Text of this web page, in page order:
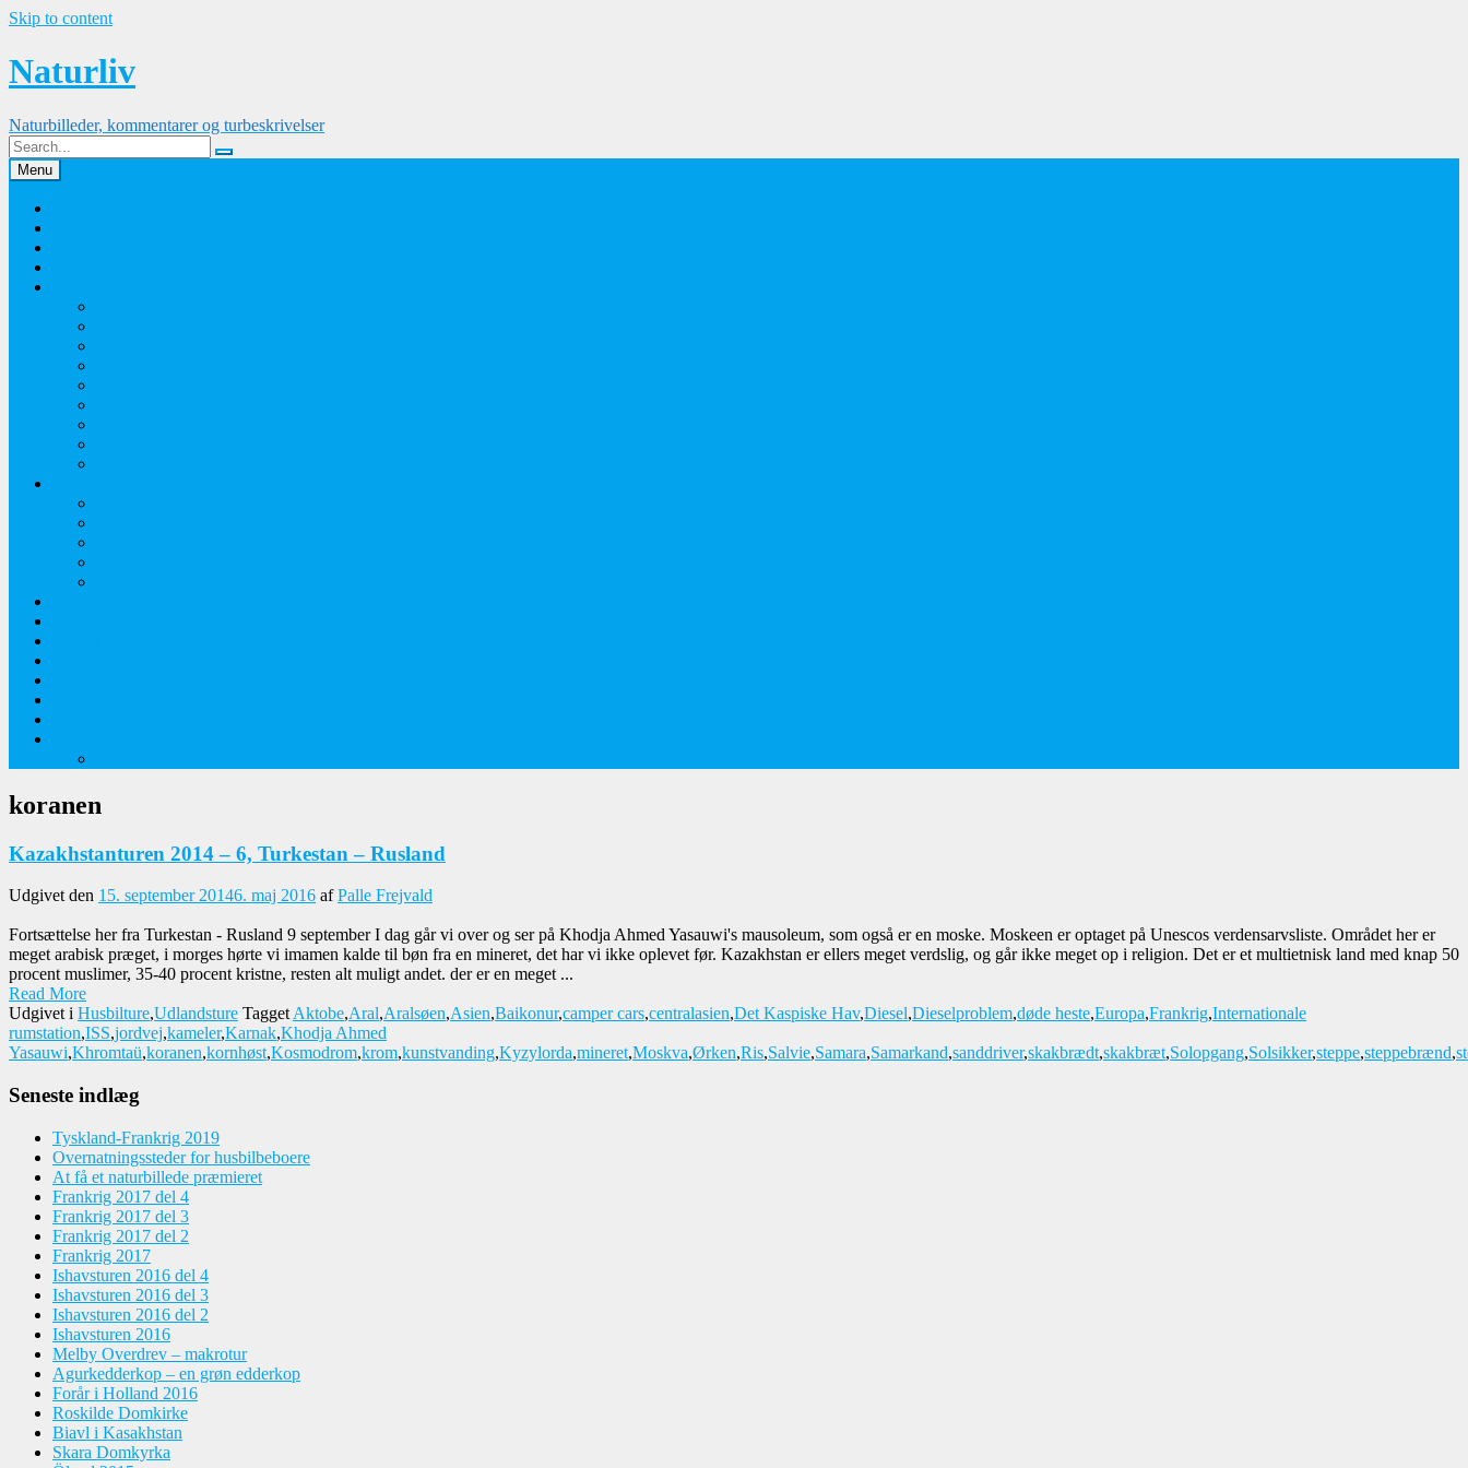
Skip to content
Naturliv
Naturbilleder, kommentarer og turbeskrivelser
Menu
koranen
Kazakhstanturen 2014 – 6, Turkestan – Rusland
Udgivet den 15. september 20146. maj 2016 afPalle Frejvald
Fortsættelse her fra Turkestan - Rusland 9 september I dag går vi over og ser på Khodja Ahmed Yasauwi's mausoleum, som også er en moske. Moskeen er optaget på Unescos verdensarvsliste. Området her er
meget arabisk præget, i morges hørte vi imamen kalde til bøn fra en mineret, det har vi ikke oplevet før. Kazakhstan er ellers meget verdslig, og går ikke meget op i religion. Det er et multietnisk land med knap 50
procent muslimer, 35-40 procent kristne, resten alt muligt andet. der er en meget ...
Read More
Udgivet i Husbilture,Udlandsture TaggetAktobe,Aral,Aralsøen,Asien,Baikonur,camper cars,centralasien,Det Kaspiske Hav,Diesel,Dieselproblem,døde heste,Europa,Frankrig,Internationale
rumstation,ISS,jordvej,kameler,Karnak,Khodja Ahmed
Yasauwi,Khromtaü,koranen,kornhøst,Kosmodrom,krom,kunstvanding,Kyzylorda,mineret,Moskva,Ørken,Ris,Salvie,Samara,Samarkand,sanddriver,skakbrædt,skakbræt,Solopgang,Solsikker,steppe,steppebrænd,
Seneste indlæg
Tyskland-Frankrig 2019
Overnatningssteder for husbilbeboere
At få et naturbillede præmieret
Frankrig 2017 del 4
Frankrig 2017 del 3
Frankrig 2017 del 2
Frankrig 2017
Ishavsturen 2016 del 4
Ishavsturen 2016 del 3
Ishavsturen 2016 del 2
Ishavsturen 2016
Melby Overdrev – makrotur
Agurkedderkop – en grøn edderkop
Forår i Holland 2016
Roskilde Domkirke
Biavl i Kasakhstan
Skara Domkyrka